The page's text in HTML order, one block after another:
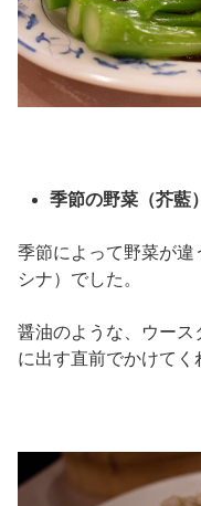
季節の野菜（芥藍
季節によって野菜が違
シナ）でした。
醤油のような、ウー
に出す直前でかけてく